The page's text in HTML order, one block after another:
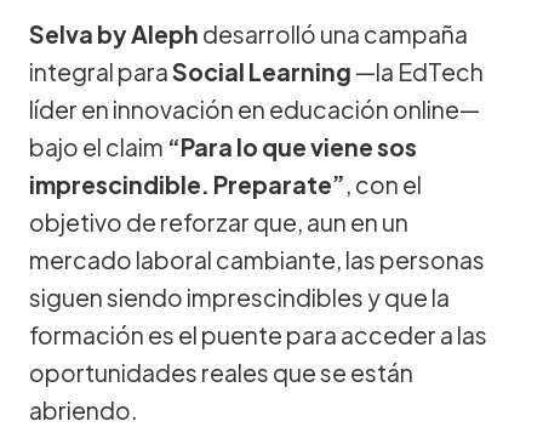
Selva by Aleph desarrolló una campaña
integral paraSocial Learning —la EdTech
líder en innovación en educación online—
bajo el claim “Para lo que viene sos
imprescindible. Preparate”, con el
objetivo de reforzar que, aun en un
mercado laboral cambiante, las personas
siguen siendo imprescindibles y que la
formación es el puente para acceder a las
oportunidades reales que se están
abriendo.